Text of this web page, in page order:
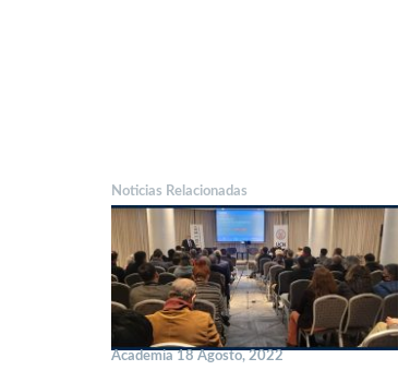
Noticias Relacionadas
Academia 18 Agosto, 2022